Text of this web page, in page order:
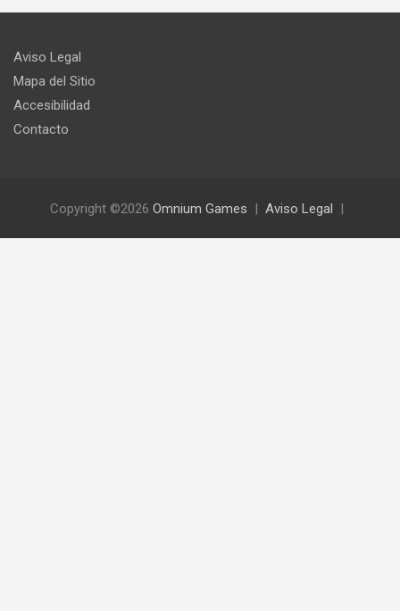
Aviso Legal
Mapa del Sitio
Accesibilidad
Contacto
Copyright ©2026 Omnium Games Aviso Legal